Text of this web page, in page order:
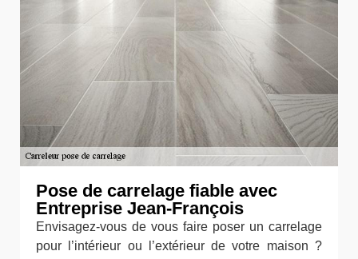
Pose de carrelage fiable avec
Entreprise Jean-François
Envisagez-vous de vous faire poser un carrelage
pour l’intérieur ou l’extérieur de votre maison ?